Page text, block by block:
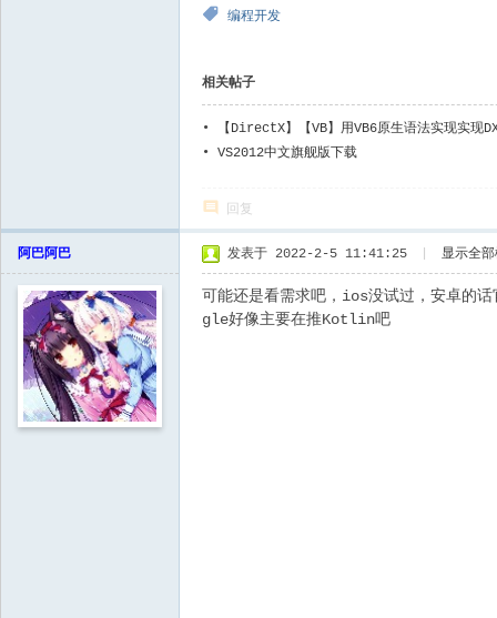
编程开发
相关帖子
•
【DirectX】【VB】用VB6原生语法实现实现
• VS2012中文旗舰版下载
回复
阿巴阿巴 发表于 2022-2-5 11:41:25 显示全
可能还是看需求吧，ios没试过，安卓的
gle好像主要在推Kotlin吧